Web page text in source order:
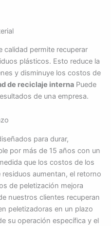
calidad permite recuperar
plásticos. Esto reduce la
y disminuye los costos de
de reciclaje interna Puede
de una empresa.
para durar,
por más de 15 años con un
que los costos de los
aumentan, el retorno
de peletización mejora
nuestros clientes recuperan
peletizadoras en un plazo
su operación específica y el